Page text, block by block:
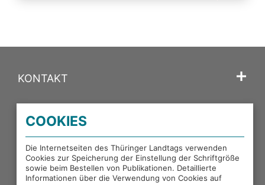
KONTAKT
PORTALE DES THÜRINGER LANDTAGS
EXTERNE LINKS
COOKIES
Die Internetseiten des Thüringer Landtags verwenden
Cookies zur Speicherung der Einstellung der Schriftgröße
sowie beim Bestellen von Publikationen. Detaillierte
Informationen über die Verwendung von Cookies auf